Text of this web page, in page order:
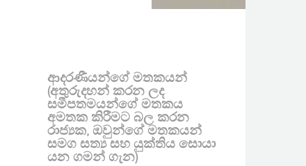
ආදරණීයන්ගේ මතකයන්
(අතුරුදහන් කරන ලද
සමීපතමයන්ගේ මතකය
අමතක කිරීමට බල කරන
රාජ්‍යක, ඔවුන්ගේ මතකයන්
සමග සත්‍ය සහ යුක්තිය සොයා
යන ගමන් ගැන)